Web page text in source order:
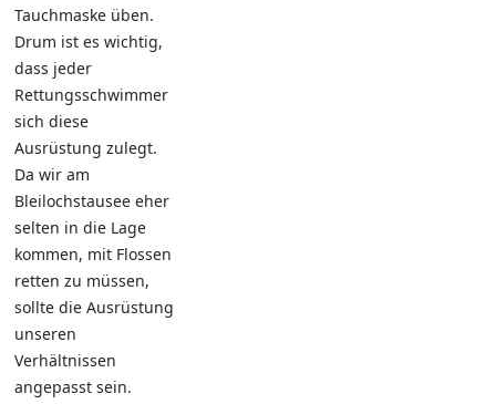
Tauchmaske üben.
Drum ist es wichtig,
dass jeder
Rettungsschwimmer
sich diese
Ausrüstung zulegt.
Da wir am
Bleilochstausee eher
selten in die Lage
kommen, mit Flossen
retten zu müssen,
sollte die Ausrüstung
unseren
Verhältnissen
angepasst sein.